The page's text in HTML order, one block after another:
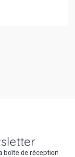
boîte de réception